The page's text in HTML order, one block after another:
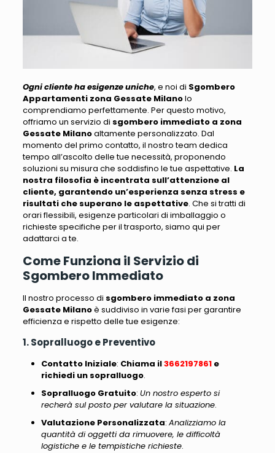
Ogni cliente ha esigenze uniche, e noi di Sgombero
Appartamenti zona Gessate Milanolo
comprendiamo perfettamente. Per questo motivo,
offriamo un servizio di sgombero immediato a zona
Gessate Milanoaltamente personalizzato. Dal
momento del primo contatto, il nostro team dedica
tempo all’ascolto delle tue necessità, proponendo
soluzioni su misura che soddisfino le tue aspettative. La
nostra filosofia è incentrata sull’attenzione al
cliente, garantendo un’esperienza senza stress e
risultati che superano le aspettative. Che si tratti di
orari flessibili, esigenze particolari di imballaggio o
richieste specifiche per il trasporto, siamo qui per
adattarci a te.
Come Funziona il Servizio di
Sgombero Immediato
Il nostro processo di sgombero immediato a zona
Gessate Milanoè suddiviso in varie fasi per garantire
efficienza e rispetto delle tue esigenze:
1. Sopralluogo e Preventivo
Contatto Iniziale: Chiama il3662197861e
richiedi un sopralluogo.
Sopralluogo Gratuito: Un nostro esperto si
recherà sul posto per valutare la situazione.
Valutazione Personalizzata: Analizziamo la
quantità di oggetti da rimuovere, le difficoltà
logistiche e le tempistiche richieste.